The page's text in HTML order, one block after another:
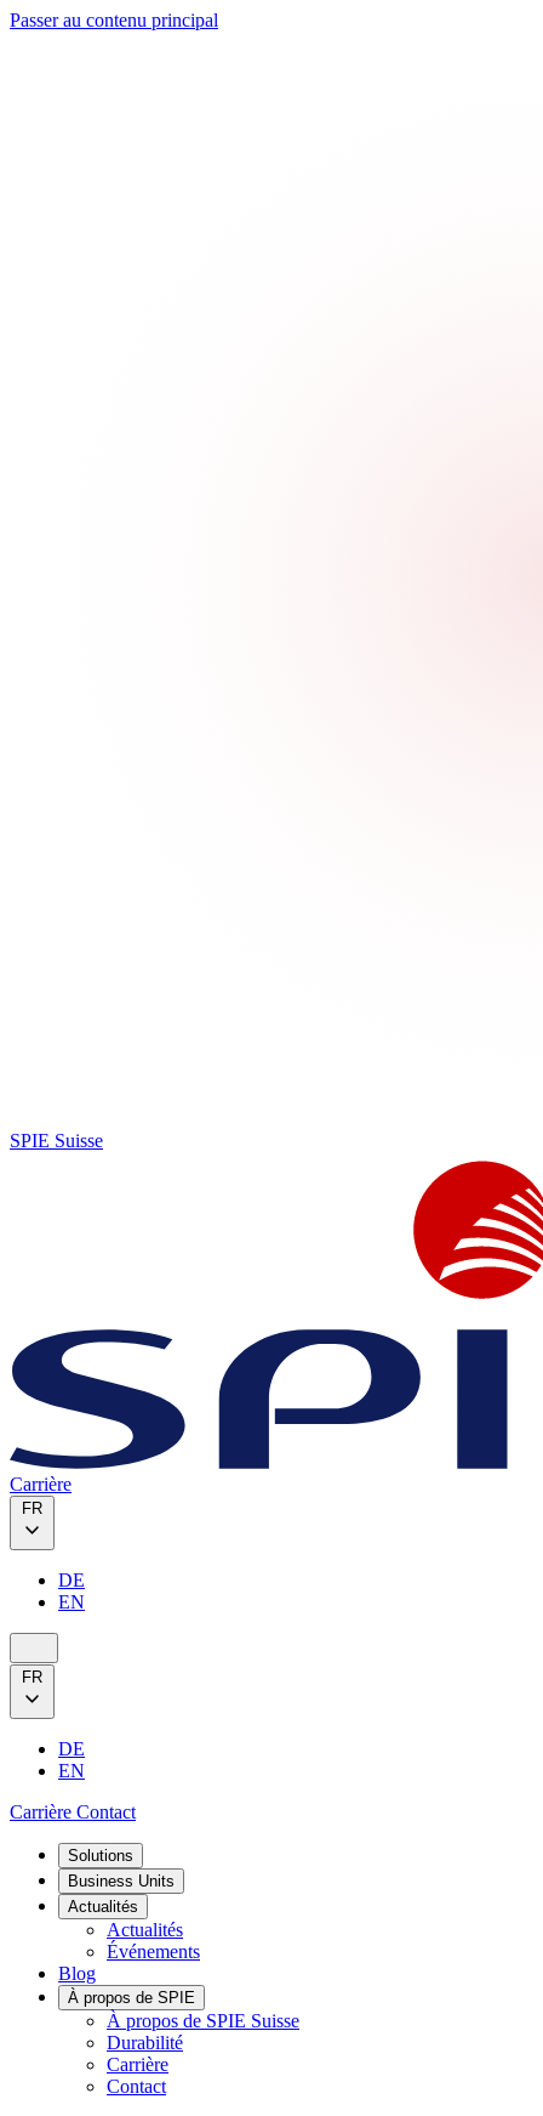
Passer au contenu principal
SPIE Suisse
Carrière
FR
DE
EN
FR
DE
EN
Carrière Contact
Solutions
Business Units
Actualités
Actualités
Événements
Blog
À propos de SPIE
À propos de SPIE Suisse
Durabilité
Carrière
Contact